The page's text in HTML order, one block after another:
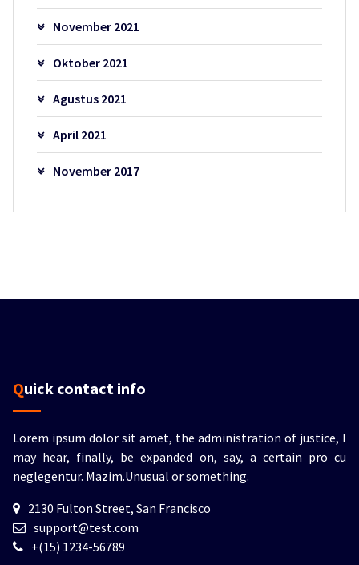
November 2021
Oktober 2021
Agustus 2021
April 2021
November 2017
Quick contact info
Lorem ipsum dolor sit amet, the administration of justice, I
may hear, finally, be expanded on, say, a certain pro cu
neglegentur. Mazim.Unusual or something.
2130 Fulton Street, San Francisco
support@test.com
+(15) 1234-56789